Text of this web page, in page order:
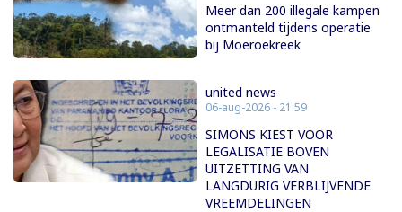
Meer dan 200 illegale kampen
ontmanteld tijdens operatie
bij Moeroekreek
united news
06-aug-2026 - 21:59
SIMONS KIEST VOOR
LEGALISATIE BOVEN
UITZETTING VAN
LANGDURIG VERBLIJVENDE
VREEMDELINGEN